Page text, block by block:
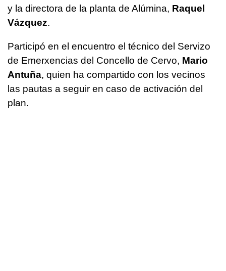
y la directora de la planta de Alúmina, Raquel
Vázquez.
Participó en el encuentro el técnico del Servizo
de Emerxencias del Concello de Cervo, Mario
Antuña, quien ha compartido con los vecinos
las pautas a seguir en caso de activación del
plan.